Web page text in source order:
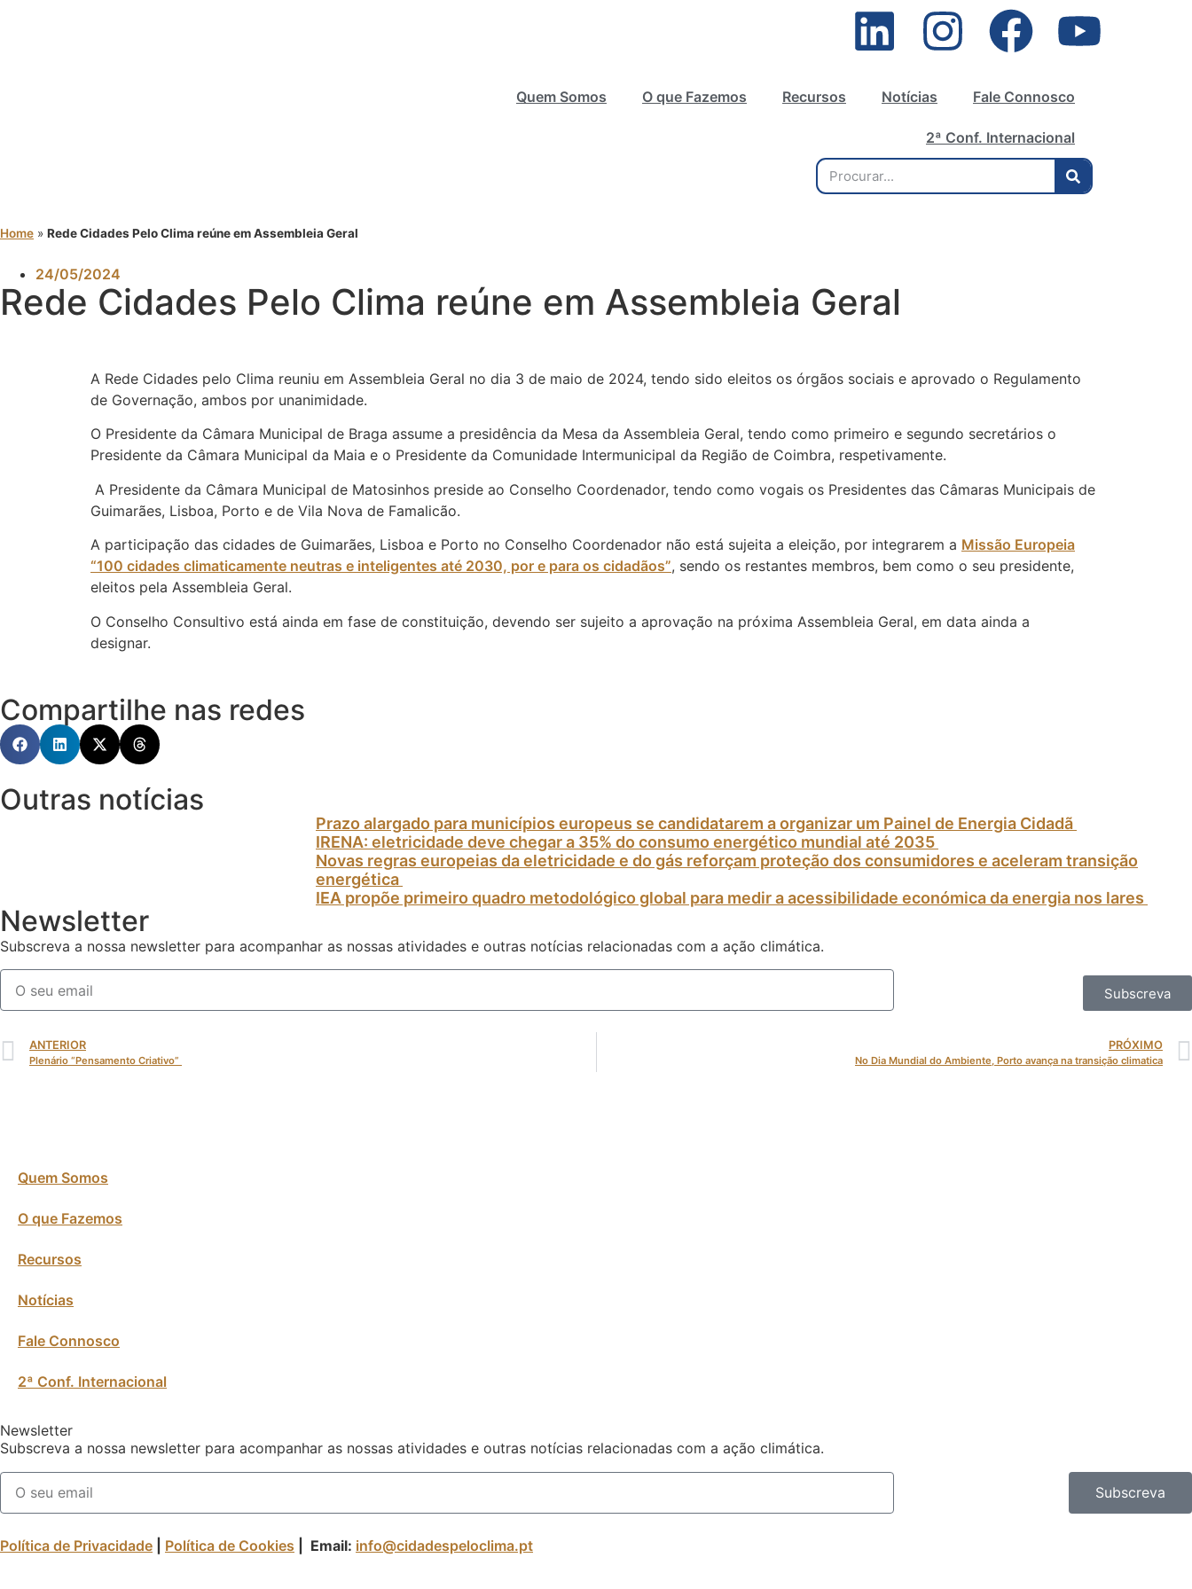
Quem Somos O que Fazemos Recursos Notícias Fale Connosco
2ª Conf. Internacional
Home » Rede Cidades Pelo Clima reúne em Assembleia Geral
24/05/2024
Rede Cidades Pelo Clima reúne em Assembleia Geral
A Rede Cidades pelo Clima reuniu em Assembleia Geral no dia 3 de maio de 2024, tendo sido eleitos os órgãos sociais e aprovado o Regulamento
de Governação, ambos por unanimidade.
O Presidente da Câmara Municipal de Braga assume a presidência da Mesa da Assembleia Geral, tendo como primeiro e segundo secretários o
Presidente da Câmara Municipal da Maia e o Presidente da Comunidade Intermunicipal da Região de Coimbra, respetivamente.
A Presidente da Câmara Municipal de Matosinhos preside ao Conselho Coordenador, tendo como vogais os Presidentes das Câmaras Municipais de
Guimarães, Lisboa, Porto e de Vila Nova de Famalicão.
A participação das cidades de Guimarães, Lisboa e Porto no Conselho Coordenador não está sujeita a eleição, por integrarem a Missão Europeia
“100 cidades climaticamente neutras e inteligentes até 2030, por e para os cidadãos”, sendo os restantes membros, bem como o seu presidente,
eleitos pela Assembleia Geral.
O Conselho Consultivo está ainda em fase de constituição, devendo ser sujeito a aprovação na próxima Assembleia Geral, em data ainda a
designar.
Compartilhe nas redes
Outras notícias
Prazo alargado para municípios europeus se candidatarem a organizar um Painel de Energia Cidadã
IRENA: eletricidade deve chegar a 35% do consumo energético mundial até 2035
Novas regras europeias da eletricidade e do gás reforçam proteção dos consumidores e aceleram transição
energética
IEA propõe primeiro quadro metodológico global para medir a acessibilidade económica da energia nos lares
Newsletter
Subscreva a nossa newsletter para acompanhar as nossas atividades e outras notícias relacionadas com a ação climática.
Subscreva
ANTERIOR
Plenário “Pensamento Criativo”
PRÓXIMO
No Dia Mundial do Ambiente, Porto avança na transição climatica
Quem Somos
O que Fazemos
Recursos
Notícias
Fale Connosco
2ª Conf. Internacional
Newsletter
Subscreva a nossa newsletter para acompanhar as nossas atividades e outras notícias relacionadas com a ação climática.
Subscreva
Política de Privacidade Política de Cookies | Email: info@cidadespeloclima.pt